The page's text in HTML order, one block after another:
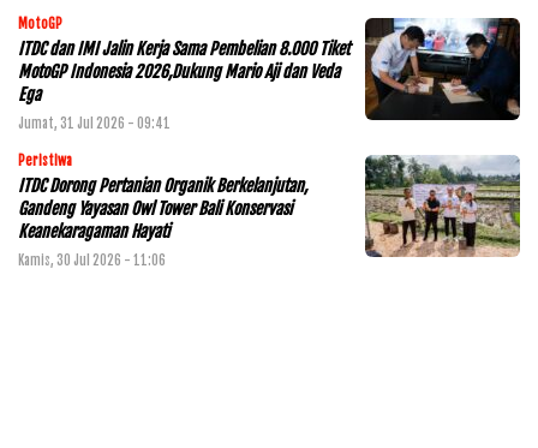
MotoGP
ITDC dan IMI Jalin Kerja Sama Pembelian 8.000 Tiket
MotoGP Indonesia 2026,Dukung Mario Aji dan Veda
Ega
Jumat, 31 Jul 2026 - 09:41
Peristiwa
ITDC Dorong Pertanian Organik Berkelanjutan,
Gandeng Yayasan Owl Tower Bali Konservasi
Keanekaragaman Hayati
Kamis, 30 Jul 2026 - 11:06